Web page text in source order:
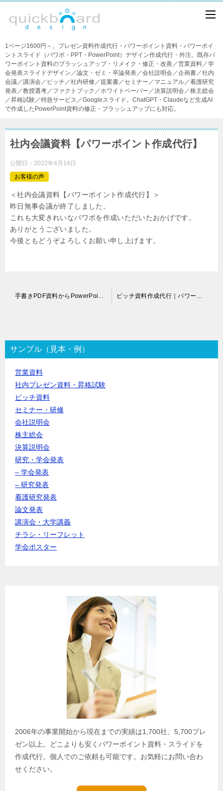
1ページ1600円～。プレゼン資料作成代行・パワーポイント資料・パワーポイ
ントスライド（パワポ・PPT・PowerPoint）デザイン作成代行・外注。既存パ
ワーポイント資料のブラッシュアップ・リメイク・修正・改善／営業資料／学
会発表スライドデザイン／論文・ゼミ・卒論発表／会社説明会／企画書／社内
会議／講演会／ピッチ／社内研修／提案書／セミナー／マニュアル／看護研究
発表／教授選考／ファクトブック／ホワイトペーパー／決算説明会／株主総会
／昇格試験／特急サービス／Googleスライド。ChatGPT・Claudeなど生成AI
で作成したPowerPoint資料の修正・ブラッシュアップにも対応。
社内会議資料【パワーポイント作成代行】
公開日： 2022年4月14日
お客様の声
＜社内会議資料【パワーポイント作成代行】＞
昨日無事会議が終了しました。
これも大変きれいなパワポを作成いただいたおかげです。
ありがとうございました。
今後ともどうぞよろしくお願い申し上げます。
ゲ
ー
シ
サンプル（見本・例）
営業資料
社内プレゼン資料・昇格試験
ピッチ資料
セミナー・研修
会社説明会
株主総会
決算説明会
研究・学会発表
– 学会発表
– 研究発表
看護研究発表
論文発表
講演会・大学講義
チラシ・リーフレット
学会ポスター
2006年の事業開始から現在までの実績は1,700社、5,700プレ
ゼン以上。どこよりも安くパワーポイント資料・スライドを
作成代行。個人でのご依頼も可能です。お気軽にお問い合わ
せください。